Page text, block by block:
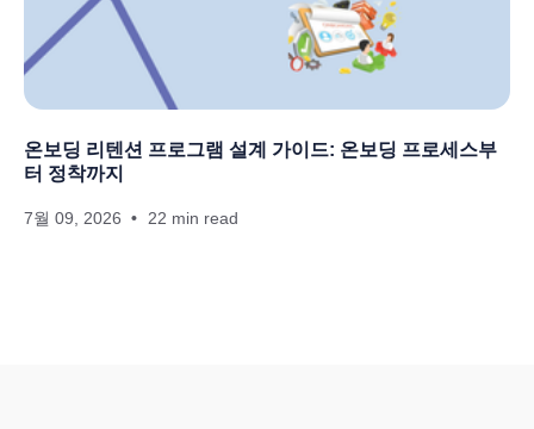
온보딩 리텐션 프로그램 설계 가이드: 온보딩 프로세스부
터 정착까지
7월 09, 2026 22 min read